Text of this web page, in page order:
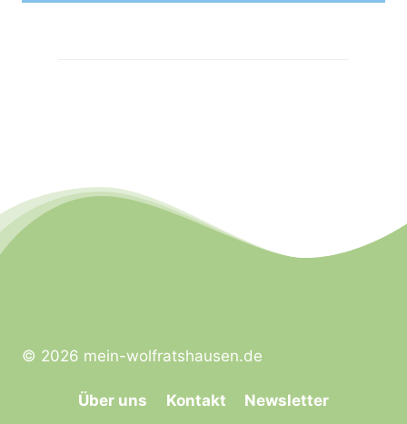
© 2026 mein-wolfratshausen.de
Über uns Kontakt Newsletter